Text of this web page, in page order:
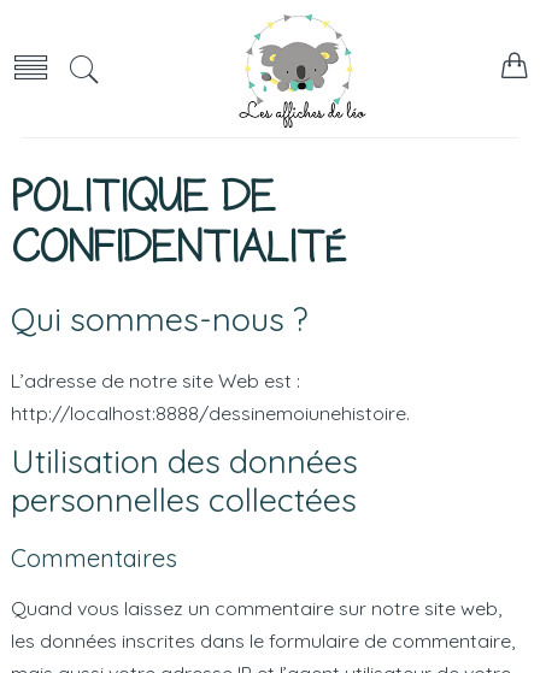
POLITIQUE DE
CONFIDENTIALITÉ
Qui sommes-nous ?
L’adresse de notre site Web est :
http://localhost:8888/dessinemoiunehistoire.
Utilisation des données
personnelles collectées
Commentaires
Quand vous laissez un commentaire sur notre site web,
les données inscrites dans le formulaire de commentaire,